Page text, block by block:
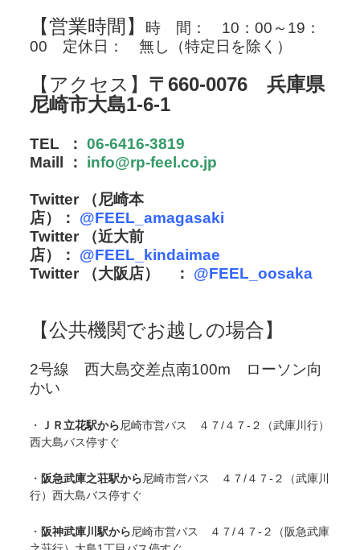
【営業時間】 時 間： 10：00～19：
00 定休日： 無し（特定日を除く）
【アクセス】 〒660-0076 兵庫県
尼崎市大島1-6-1
TEL ：06-6416-3819
Maill ： info@rp-feel.co.jp
Twitter （尼崎本
店）： @FEEL_amagasaki
Twitter （近大前
店）： @FEEL_kindaimae
Twitter （大阪店） ：
@FEEL_oosaka
【公共機関でお越しの場合】
2号線 西大島交差点南100m ローソン向
かい
・ ＪＲ立花駅から尼崎市営バス ４７/４７-２（武庫川行）
西大島バス停すぐ
・ 阪急武庫之荘駅から尼崎市営バス ４７/４７-２（武庫川
行）西大島バス停すぐ
・ 阪神武庫川駅から尼崎市営バス ４７/４７-２（阪急武庫